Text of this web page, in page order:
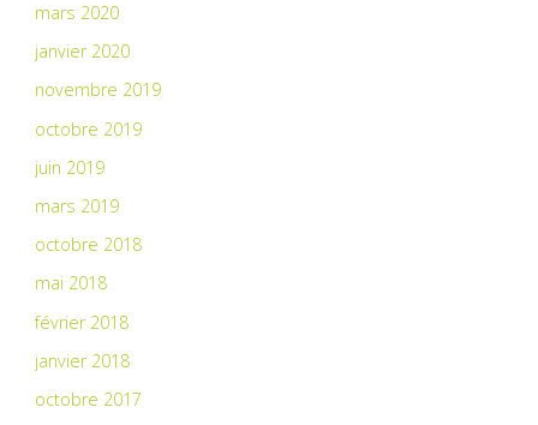
mars 2020
janvier 2020
novembre 2019
octobre 2019
juin 2019
mars 2019
octobre 2018
mai 2018
février 2018
janvier 2018
octobre 2017